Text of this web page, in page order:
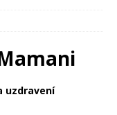
uzdravení